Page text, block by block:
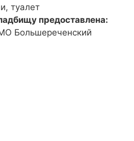
туалет
предоставлена:
Большереченский